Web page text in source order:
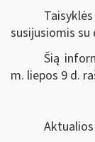
susijusiomis su
Šią
m. liepos 9 d.